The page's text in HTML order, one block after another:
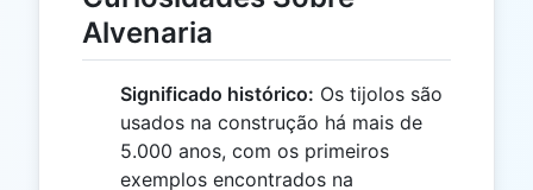
Alvenaria
Significado histórico: Os tijolos são
usados na construção há mais de
5.000 anos, com os primeiros
exemplos encontrados na